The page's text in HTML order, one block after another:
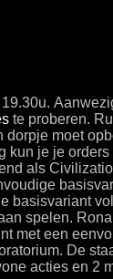
te proberen.
dorpje moet
kun je je
als
basisvariant
spelen.
met een
De
acties en 2